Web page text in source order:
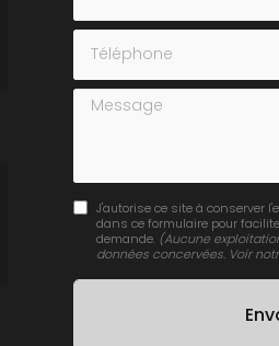
Téléphone
Message
J'autorise ce site à conserver
dans ce formulaire pour
demande. (Aucune
données concervées. Voir